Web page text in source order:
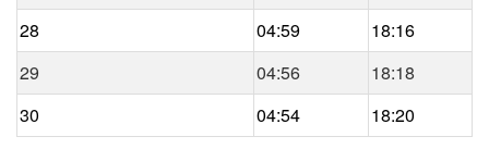
28
04:59
18:16
29
04:56
18:18
30
04:54 18:20